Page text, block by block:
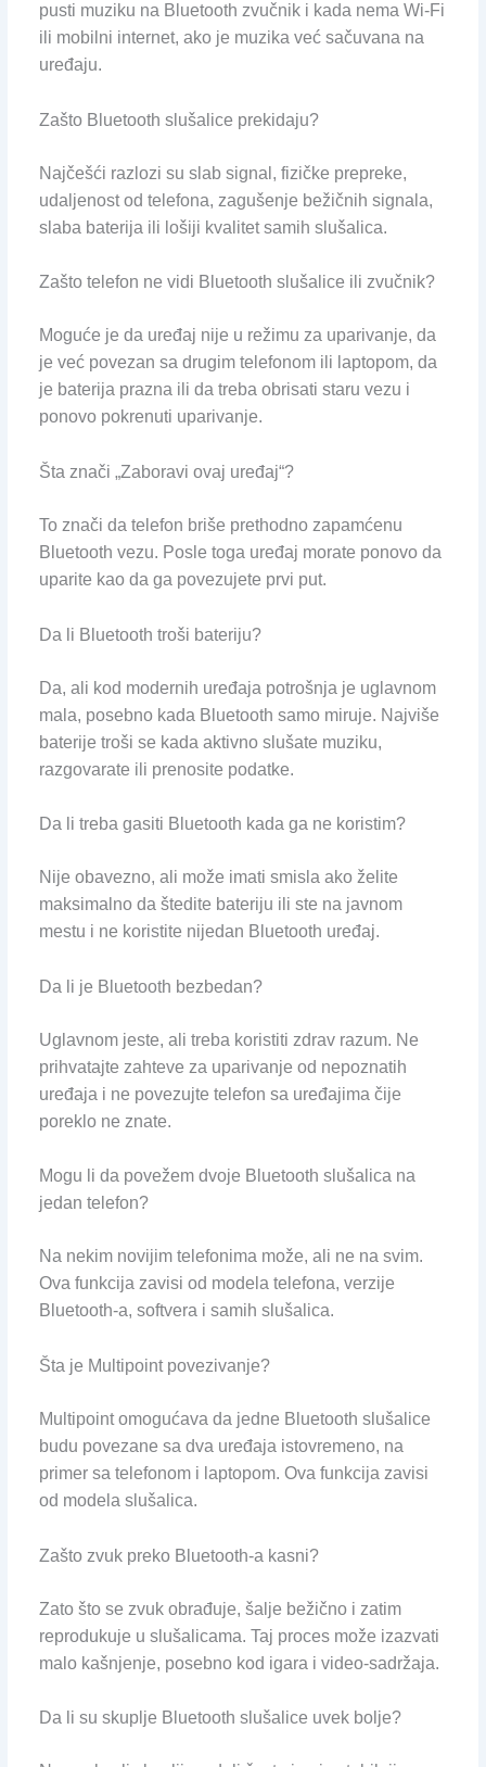
pusti muziku na Bluetooth zvučnik i kada nema Wi-Fi
ili mobilni internet, ako je muzika već sačuvana na
uređaju.
Zašto Bluetooth slušalice prekidaju?
Najčešći razlozi su slab signal, fizičke prepreke,
udaljenost od telefona, zagušenje bežičnih signala,
slaba baterija ili lošiji kvalitet samih slušalica.
Zašto telefon ne vidi Bluetooth slušalice ili zvučnik?
Moguće je da uređaj nije u režimu za uparivanje, da
je već povezan sa drugim telefonom ili laptopom, da
je baterija prazna ili da treba obrisati staru vezu i
ponovo pokrenuti uparivanje.
Šta znači „Zaboravi ovaj uređaj“?
To znači da telefon briše prethodno zapamćenu
Bluetooth vezu. Posle toga uređaj morate ponovo da
uparite kao da ga povezujete prvi put.
Da li Bluetooth troši bateriju?
Da, ali kod modernih uređaja potrošnja je uglavnom
mala, posebno kada Bluetooth samo miruje. Najviše
baterije troši se kada aktivno slušate muziku,
razgovarate ili prenosite podatke.
Da li treba gasiti Bluetooth kada ga ne koristim?
Nije obavezno, ali može imati smisla ako želite
maksimalno da štedite bateriju ili ste na javnom
mestu i ne koristite nijedan Bluetooth uređaj.
Da li je Bluetooth bezbedan?
Uglavnom jeste, ali treba koristiti zdrav razum. Ne
prihvatajte zahteve za uparivanje od nepoznatih
uređaja i ne povezujte telefon sa uređajima čije
poreklo ne znate.
Mogu li da povežem dvoje Bluetooth slušalica na
jedan telefon?
Na nekim novijim telefonima može, ali ne na svim.
Ova funkcija zavisi od modela telefona, verzije
Bluetooth-a, softvera i samih slušalica.
Šta je Multipoint povezivanje?
Multipoint omogućava da jedne Bluetooth slušalice
budu povezane sa dva uređaja istovremeno, na
primer sa telefonom i laptopom. Ova funkcija zavisi
od modela slušalica.
Zašto zvuk preko Bluetooth-a kasni?
Zato što se zvuk obrađuje, šalje bežično i zatim
reprodukuje u slušalicama. Taj proces može izazvati
malo kašnjenje, posebno kod igara i video-sadržaja.
Da li su skuplje Bluetooth slušalice uvek bolje?